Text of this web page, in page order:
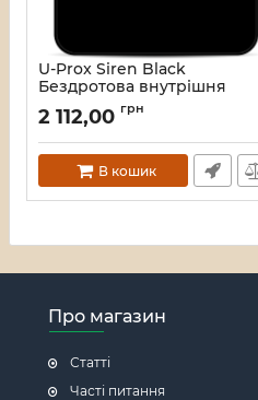
U-Prox Siren Black
Бездротова внутрішня
Артикул:16_109668
2 112,00 грн
В кошик
Про магазин
Статті
Часті питання